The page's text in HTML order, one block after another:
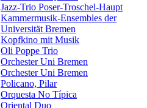
Jazz-Trio Poser-Troschel-Haupt
Kammermusik-Ensembles der
Universität Bremen
Kopfkino mit Musik
Oli Poppe Trio
Orchester Uni Bremen
Orchester Uni Bremen
Policano, Pilar
Orquesta No Típica
Oriental Duo